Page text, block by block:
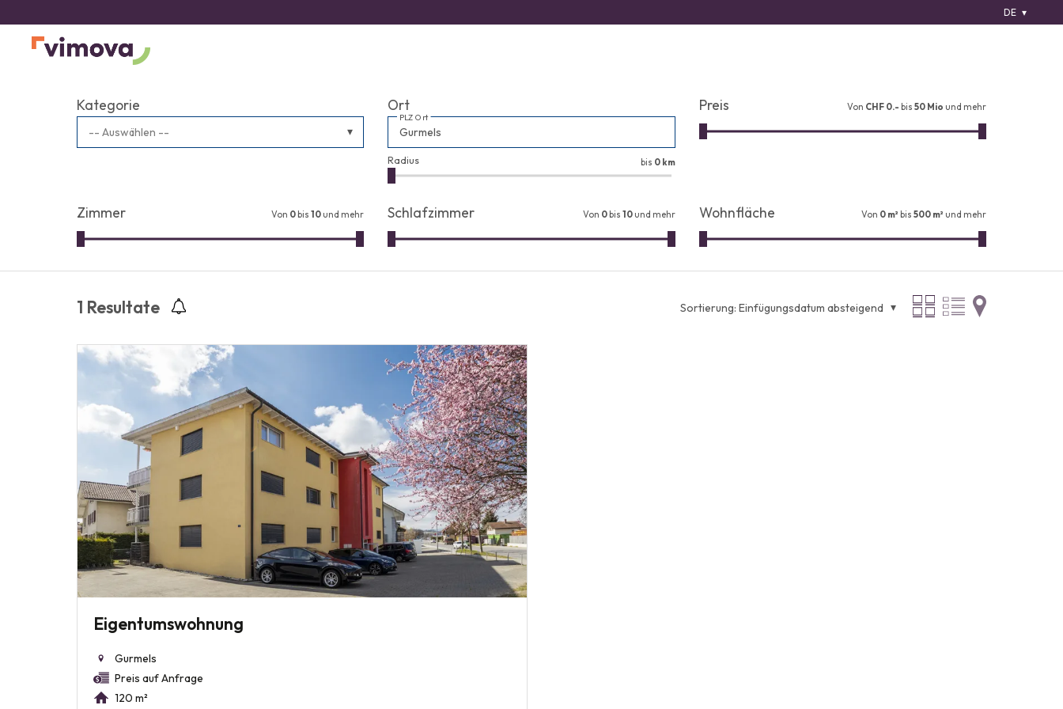
DE
Kategorie
-- Auswählen --
Ort
PLZ Ort
Radius bis 0 km
Preis Von CHF 0.- bis 50 Mio und mehr
Zimmer Von 0 bis 10 und mehr Schlafzimmer Von 0 bis 10 und mehr Wohnfläche Von 0 m² bis 500 m² und mehr
1 Resultate Sortierung: Einfügungsdatum absteigend
Eigentumswohnung
Gurmels
Preis auf Anfrage
120 m²